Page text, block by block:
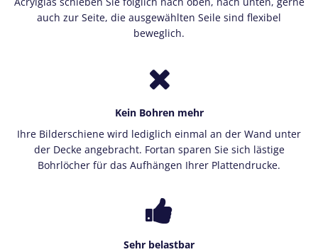
auch zur Seite, die ausgewählten Seile sind flexibel
beweglich.
Kein Bohren mehr
Ihre Bilderschiene wird lediglich einmal an der Wand unter
der Decke angebracht. Fortan sparen Sie sich lästige
Bohrlöcher für das Aufhängen Ihrer Plattendrucke.
Sehr belastbar